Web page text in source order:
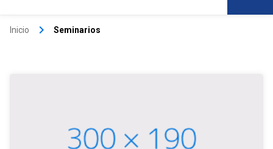
Inicio keyboard_arrow_right Seminarios